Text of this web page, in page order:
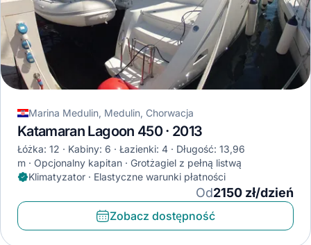
Marina Medulin, Medulin, Chorwacja
Katamaran Lagoon 450 · 2013
Łóżka: 12 Kabiny: 6 Łazienki: 4
Długość: 13,96
m
Opcjonalny kapitan
Grotżagiel z pełną listwą
Klimatyzator · Elastyczne warunki płatności
Od2150 zł/dzień
Zobacz dostępność